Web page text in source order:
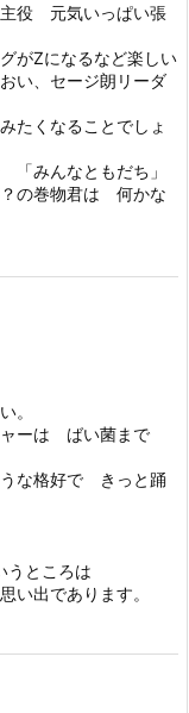
役 元気いっぱい張
がZになるなど楽しい
、セージ朗リーダ
たくなることでしょ
みんなともだち」
？の巻物君は 何かな
。
ャーは ばい菌まで
な格好で きっと踊
うところは
出であります。